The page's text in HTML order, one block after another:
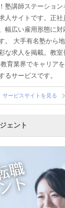
塾講師ステーショ
人サイトです。正
幅広い雇用形態に
。 大手有名塾から
な求人を掲載。教
育業界でキャリア
るサービスです。
サービスサイトを見る
ェント